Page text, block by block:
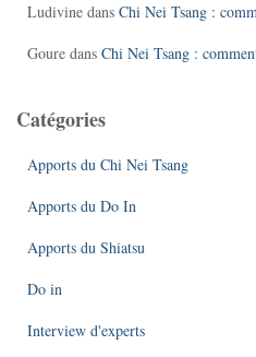
Ludivine dans Chi Nei Tsang :
Goure dans Chi Nei Tsang :
Catégories
Apports du Chi Nei Tsang
Apports du Do In
Apports du Shiatsu
Do in
Interview d'experts